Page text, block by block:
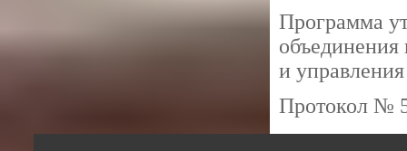
Программа
объединения
и
Протокол №